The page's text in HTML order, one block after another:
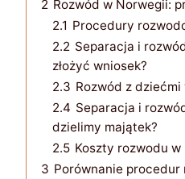
2 Rozwód w Norwegii:
2.1 Procedury
2.2 Separacja i
złożyć wniosek?
2.3 Rozwód z dziećmi
2.4 Separacja i
dzielimy majątek?
2.5 Koszty rozwodu w
3 Porównanie